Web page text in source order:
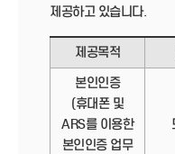
제공하고 있습니다.
제공목적
본인인증
(휴대폰 및
ARS를 이용한
본인인증 업무